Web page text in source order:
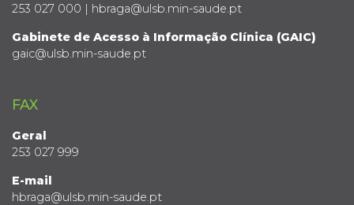
253 027 000 | hbraga@ulsb.min-saude.pt
Gabinete de Acesso à Informação Clínica (GAIC)
gaic@ulsb.min-saude.pt
FAX
Geral
253 027 999
E-mail
hbraga@ulsb.min-saude.pt